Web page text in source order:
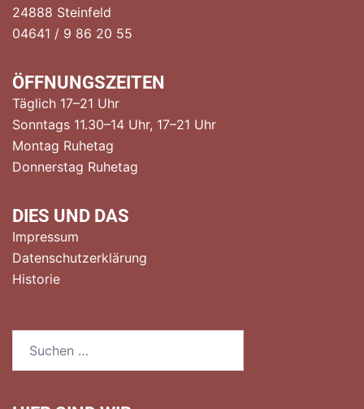
24888 Steinfeld
04641 / 9 86 20 55
ÖFFNUNGSZEITEN
Täglich 17–21 Uhr
Sonntags 11.30–14 Uhr, 17–21 Uhr
Montag Ruhetag
Donnerstag Ruhetag
DIES UND DAS
Impressum
Datenschutzerklärung
Historie